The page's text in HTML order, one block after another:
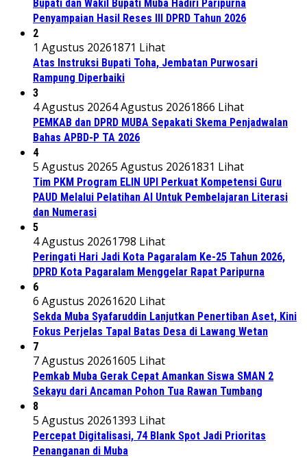
Bupati dan Wakil Bupati Muba Hadiri Paripurna
Penyampaian Hasil Reses III DPRD Tahun 2026
2
1 Agustus 20261871 Lihat
Atas Instruksi Bupati Toha, Jembatan Purwosari
Rampung Diperbaiki
3
4 Agustus 20264 Agustus 20261866 Lihat
PEMKAB dan DPRD MUBA Sepakati Skema Penjadwalan
Bahas APBD-P TA 2026
4
5 Agustus 20265 Agustus 20261831 Lihat
Tim PKM Program ELIN UPI Perkuat Kompetensi Guru
PAUD Melalui Pelatihan AI Untuk Pembelajaran Literasi
dan Numerasi
5
4 Agustus 20261798 Lihat
Peringati Hari Jadi Kota Pagaralam Ke-25 Tahun 2026,
DPRD Kota Pagaralam Menggelar Rapat Paripurna
6
6 Agustus 20261620 Lihat
Sekda Muba Syafaruddin Lanjutkan Penertiban Aset, Kini
Fokus Perjelas Tapal Batas Desa di Lawang Wetan
7
7 Agustus 20261605 Lihat
Pemkab Muba Gerak Cepat Amankan Siswa SMAN 2
Sekayu dari Ancaman Pohon Tua Rawan Tumbang
8
5 Agustus 20261393 Lihat
Percepat Digitalisasi, 74 Blank Spot Jadi Prioritas
Penanganan di Muba